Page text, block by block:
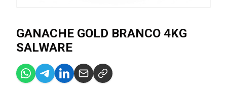
GANACHE GOLD BRANCO 4KG
SALWARE